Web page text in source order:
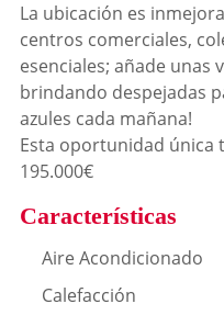
La ubicación es
centros comerciales,
esenciales; añade unas
brindando despejadas
azules cada mañana!
Esta oportunidad única
195.000€
Características
Aire Acondicionado
Calefacción